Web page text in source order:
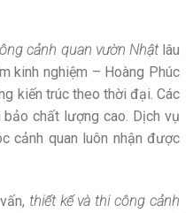
cảnh quan vườn Nhậtlâu
kinh nghiệm – Hoàng Phúc
kiến trúc theo thời đại. Các
chất lượng cao. Dịch vụ
cảnh quan luôn nhận được
thiết kế và thi công cảnh